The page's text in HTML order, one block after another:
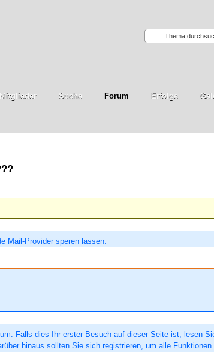
Mitglieder Suche Forum Erfolge
Mail-Provider speren lassen.
Falls dies Ihr erster Besuch auf dieser Seite ist, lesen
hinaus sollten Sie sich registrieren, um alle